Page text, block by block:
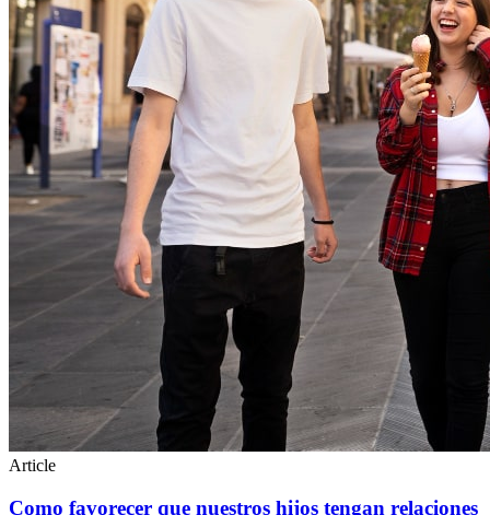
Article
Como favorecer que nuestros hijos tengan relaciones